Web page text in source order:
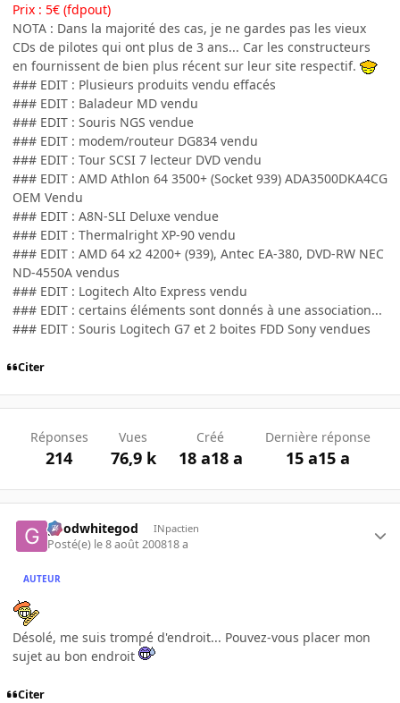
Prix : 5€ (fdpout)
NOTA : Dans la majorité des cas, je ne gardes pas les vieux
CDs de pilotes qui ont plus de 3 ans... Car les constructeurs
en fournissent de bien plus récent sur leur site respectif.
### EDIT : Plusieurs produits vendu effacés
### EDIT : Baladeur MD vendu
### EDIT : Souris NGS vendue
### EDIT : modem/routeur DG834 vendu
### EDIT : Tour SCSI 7 lecteur DVD vendu
### EDIT : AMD Athlon 64 3500+ (Socket 939) ADA3500DKA4CG
OEM Vendu
### EDIT : A8N-SLI Deluxe vendue
### EDIT : Thermalright XP-90 vendu
### EDIT : AMD 64 x2 4200+ (939), Antec EA-380, DVD-RW NEC
ND-4550A vendus
### EDIT : Logitech Alto Express vendu
### EDIT : certains éléments sont donnés à une association...
### EDIT : Souris Logitech G7 et 2 boites FDD Sony vendues
Citer
Réponses
214
Vues
76,9 k
Créé
18 a18 a
Dernière réponse
15 a15 a
goodwhitegod INpactien
Posté(e) le 8 août 200818 a
AUTEUR
Désolé, me suis trompé d'endroit... Pouvez-vous placer mon
sujet au bon endroit
Citer